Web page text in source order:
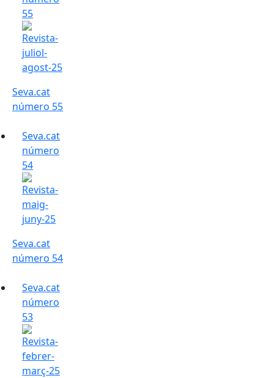
55
Seva.cat
número 55
Seva.cat
número
54
Seva.cat
número 54
Seva.cat
número
53